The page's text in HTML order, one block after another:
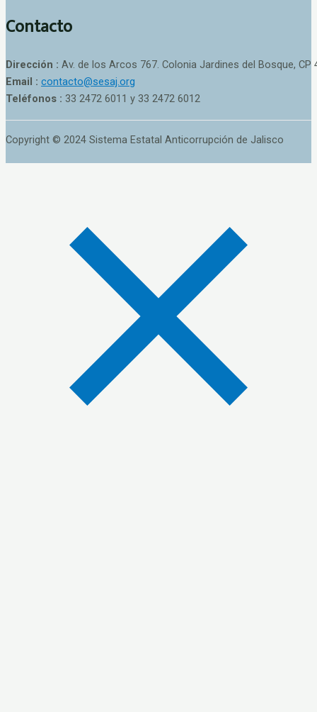
Contacto
Dirección : Av. de los Arcos 767. Colonia Jardines del Bosque, CP
Email : contacto@sesaj.org
Teléfonos : 33 2472 6011 y 33 2472 6012
Copyright © 2024 Sistema Estatal Anticorrupción de Jalisco